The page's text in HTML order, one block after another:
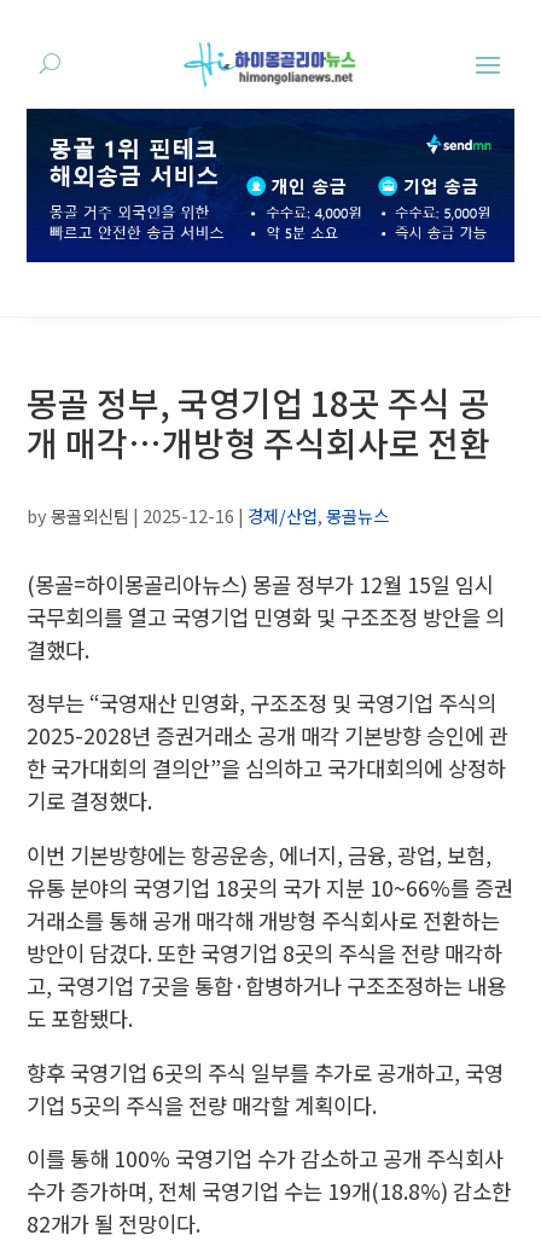
몽골 정부, 국영기업 18곳 주식 공
개 매각…개방형 주식회사로 전환
by몽골외신팀 | 2025-12-16 | 경제/산업,몽골뉴스
(몽골=하이몽골리아뉴스) 몽골 정부가 12월 15일 임시
국무회의를 열고 국영기업 민영화 및 구조조정 방안을 의
결했다.
정부는 “국영재산 민영화, 구조조정 및 국영기업 주식의
2025-2028년 증권거래소 공개 매각 기본방향 승인에 관
한 국가대회의 결의안”을 심의하고 국가대회의에 상정하
기로 결정했다.
이번 기본방향에는 항공운송, 에너지, 금융, 광업, 보험,
유통 분야의 국영기업 18곳의 국가 지분 10~66%를 증권
거래소를 통해 공개 매각해 개방형 주식회사로 전환하는
방안이 담겼다. 또한 국영기업 8곳의 주식을 전량 매각하
고, 국영기업 7곳을 통합·합병하거나 구조조정하는 내용
도 포함됐다.
향후 국영기업 6곳의 주식 일부를 추가로 공개하고, 국영
기업 5곳의 주식을 전량 매각할 계획이다.
이를 통해 100% 국영기업 수가 감소하고 공개 주식회사
수가 증가하며, 전체 국영기업 수는 19개(18.8%) 감소한
82개가 될 전망이다.